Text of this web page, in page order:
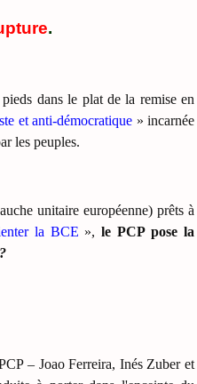
.
dans le plat de la remise en
et anti-démocratique » incarnée
les peuples.
unitaire européenne) prêts à
la BCE »,le PCP pose la
– Joao Ferreira, Inés Zuber et